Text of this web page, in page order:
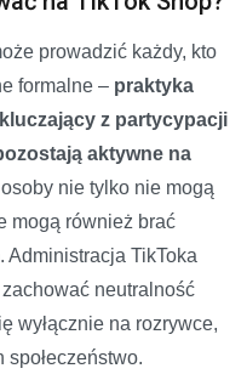
prowadzić każdy, kto
formalne – praktyka
z partycypacji
aktywne na
nie tylko nie mogą
mogą również brać
Administracja TikToka
neutralność
wyłącznie na rozrywce,